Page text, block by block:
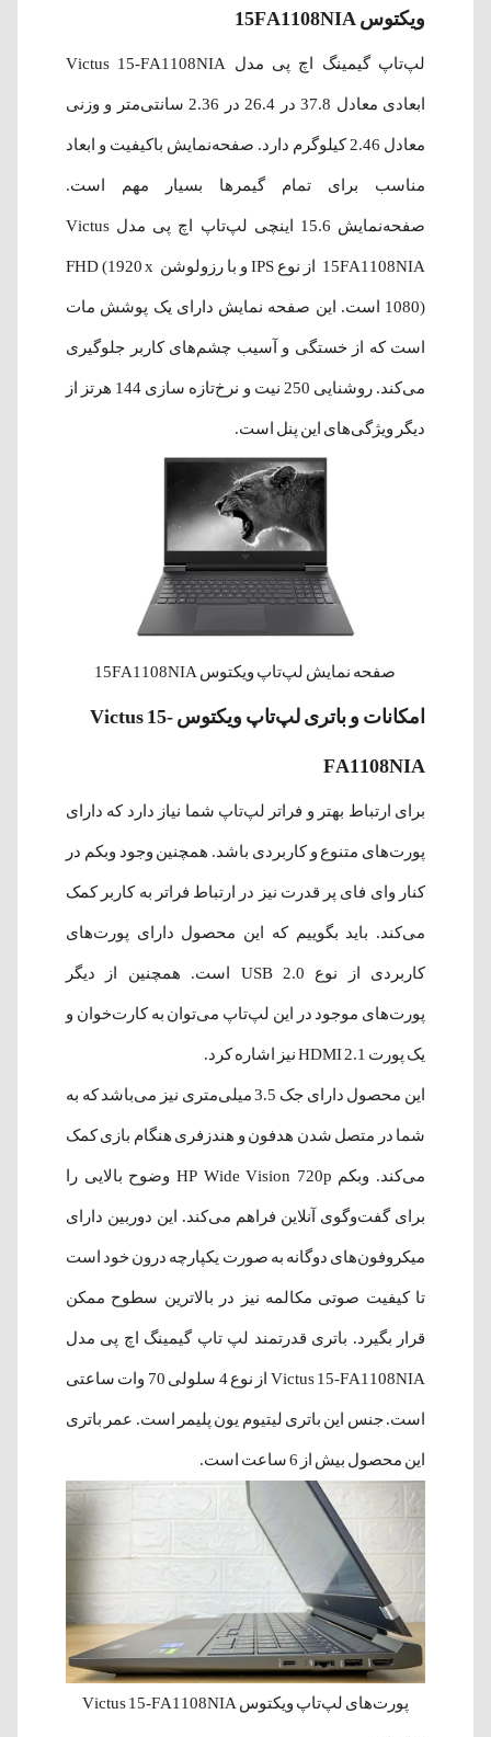
ویکتوس 15FA1108NIA
لپ‌تاپ گیمینگ اچ پی مدل Victus 15-FA1108NIA
ابعادی معادل 37.8 در 26.4 در 2.36 سانتی‌متر و وزنی
معادل 2.46 کیلوگرم دارد. صفحه‌نمایش باکیفیت و ابعاد
مناسب برای تمام گیمرها بسیار مهم است.
صفحه‌نمایش 15.6 اینچی لپ‌تاپ اچ پی مدل Victus
15FA1108NIA از نوع IPS و با رزولوشن FHD (1920 x
1080) است. این صفحه نمایش دارای یک پوشش مات
است که از خستگی و آسیب چشم‌های کاربر جلوگیری
می‌کند. روشنایی 250 نیت و نرخ‌تازه سازی 144 هرتز از
دیگر ویژگی‌‌های این پنل است.
صفحه نمایش لپ‌تاپ ویکتوس 15FA1108NIA
امکانات و باتری لپ‌تاپ ویکتوس Victus 15-
FA1108NIA
برای ارتباط بهتر و فراتر لپ‌تاپ شما نیاز دارد که دارای
پورت‌های متنوع و کاربردی باشد. همچنین وجود وبکم در
کنار وای فای پر قدرت نیز در ارتباط فراتر به کاربر کمک
می‌کند. باید بگوییم که این محصول دارای پورت‌های
کاربردی از نوع USB 2.0 است. همچنین از دیگر
پورت‌های موجود در این لپ‌تاپ می‌توان به کارت‌خوان و
یک پورت HDMI 2.1 نیز اشاره کرد.
این محصول دارای جک 3.5 میلی‌متری نیز می‌باشد که به
شما در متصل شدن هدفون و هندزفری هنگام بازی کمک
می‌کند. وبکم HP Wide Vision 720p وضوح بالایی را
برای گفت‌وگوی آنلاین فراهم می‌کند. این دوربین دارای
میکروفون‌های دوگانه به صورت یکپارچه درون خود است
تا کیفیت صوتی مکالمه نیز در بالاترین سطوح ممکن
قرار بگیرد. باتری قدرتمند لپ تاپ گیمینگ اچ پی مدل
Victus 15-FA1108NIA از نوع 4 سلولی 70 وات ساعتی
است. جنس این باتری لیتیوم یون پلیمر است. عمر باتری
این محصول بیش از 6 ساعت است.
پورت‌های لپ‌تاپ ویکتوس Victus 15-FA1108NIA